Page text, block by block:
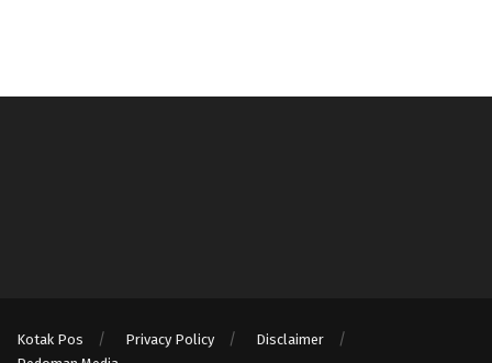
Kotak Pos Privacy Policy
Disclaimer